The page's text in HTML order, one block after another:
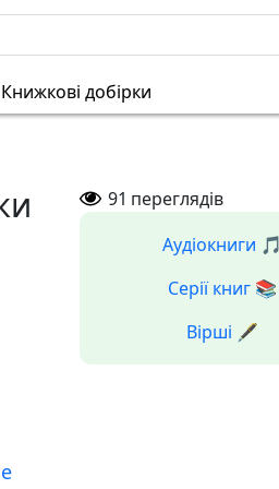
Книжкові добірки
91 переглядів
Аудіокниги 🎵
Серії книг 📚
Вірші 🖋️